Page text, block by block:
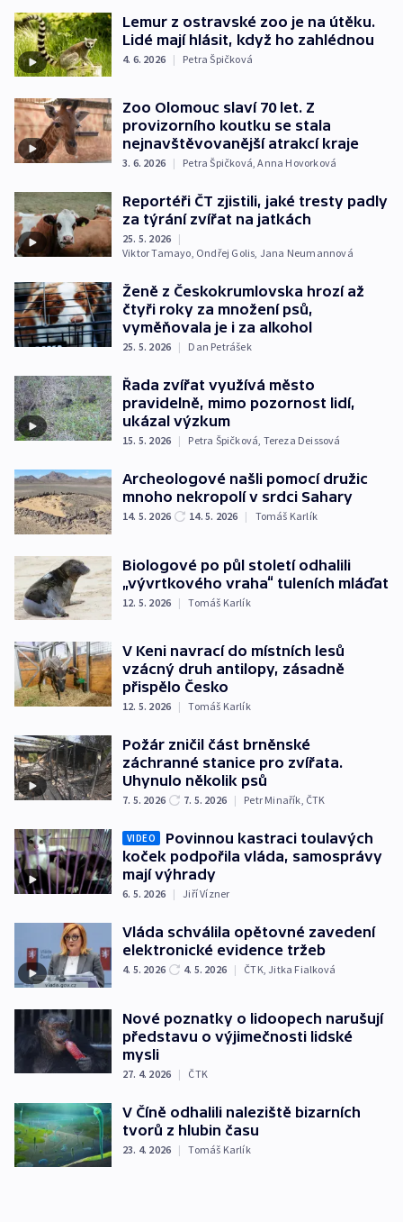
Lemur z ostravské zoo je na útěku.
Lidé mají hlásit, když ho zahlédnou
4. 6. 2026 | Petra Špičková
Zoo Olomouc slaví 70 let. Z
provizorního koutku se stala
nejnavštěvovanější atrakcí kraje
3. 6. 2026 | Petra Špičková,Anna Hovorková
Reportéři ČT zjistili, jaké tresty padly
za týrání zvířat na jatkách
25. 5. 2026 |
Viktor Tamayo, Ondřej Golis, Jana Neumannová
Ženě z Českokrumlovska hrozí až
čtyři roky za množení psů,
vyměňovala je i za alkohol
25. 5. 2026 | Dan Petrášek
Řada zvířat využívá město
pravidelně, mimo pozornost lidí,
ukázal výzkum
15. 5. 2026 | Petra Špičková, Tereza Deissová
Archeologové našli pomocí družic
mnoho nekropolí v srdci Sahary
14. 5. 2026 14. 5. 2026 | Tomáš Karlík
Biologové po půl století odhalili
„vývrtkového vraha“ tuleních mláďat
12. 5. 2026 | Tomáš Karlík
V Keni navrací do místních lesů
vzácný druh antilopy, zásadně
přispělo Česko
12. 5. 2026 | Tomáš Karlík
Požár zničil část brněnské
záchranné stanice pro zvířata.
Uhynulo několik psů
7. 5. 2026 7. 5. 2026 | Petr Minařík, ČTK
VIDEO
Povinnou kastraci toulavých
koček podpořila vláda, samosprávy
mají výhrady
6. 5. 2026 | Jiří Vízner
Vláda schválila opětovné zavedení
elektronické evidence tržeb
4. 5. 2026 4. 5. 2026 | ČTK, Jitka Fialková
Nové poznatky o lidoopech narušují
představu o výjimečnosti lidské
mysli
27. 4. 2026 | ČTK
V Číně odhalili naleziště bizarních
tvorů z hlubin času
23. 4. 2026 | Tomáš Karlík